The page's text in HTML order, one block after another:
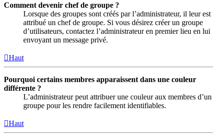
Comment devenir chef de groupe ?
Lorsque des groupes sont créés par l’administrateur, il leur est
attribué un chef de groupe. Si vous désirez créer un groupe
d’utilisateurs, contactez l’administrateur en premier lieu en lui
envoyant un message privé.
Haut
Pourquoi certains membres apparaissent dans une couleur
différente ?
L’administrateur peut attribuer une couleur aux membres d’un
groupe pour les rendre facilement identifiables.
Haut